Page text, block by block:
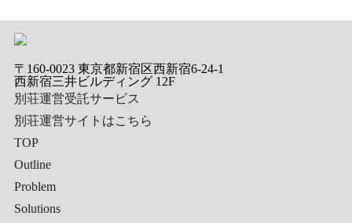
〒160-0023 東京都新宿区西新宿6-24-1
西新宿三井ビルディング 12F
別荘運営受託サービス
別荘運営サイトはこちら
TOP
Outline
Problem
Solutions